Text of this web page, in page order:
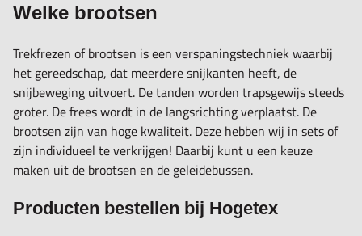
Welke brootsen
Trekfrezen of brootsen is een verspaningstechniek waarbij
het gereedschap, dat meerdere snijkanten heeft, de
snijbeweging uitvoert. De tanden worden trapsgewijs steeds
groter. De frees wordt in de langsrichting verplaatst. De
brootsen zijn van hoge kwaliteit. Deze hebben wij in sets of
zijn individueel te verkrijgen! Daarbij kunt u een keuze
maken uit de brootsen en de geleidebussen.
Producten bestellen bij Hogetex